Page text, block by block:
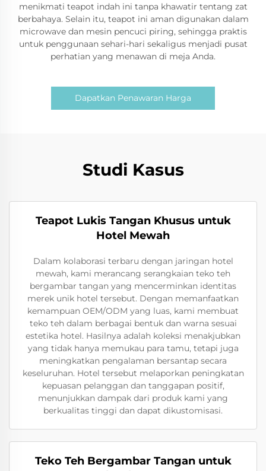
menikmati teapot indah ini tanpa khawatir tentang zat
berbahaya. Selain itu, teapot ini aman digunakan dalam
microwave dan mesin pencuci piring, sehingga praktis
untuk penggunaan sehari-hari sekaligus menjadi pusat
perhatian yang menawan di meja Anda.
Dapatkan Penawaran Harga
Studi Kasus
Teapot Lukis Tangan Khusus untuk
Hotel Mewah
Dalam kolaborasi terbaru dengan jaringan hotel
mewah, kami merancang serangkaian teko teh
bergambar tangan yang mencerminkan identitas
merek unik hotel tersebut. Dengan memanfaatkan
kemampuan OEM/ODM yang luas, kami membuat
teko teh dalam berbagai bentuk dan warna sesuai
estetika hotel. Hasilnya adalah koleksi menakjubkan
yang tidak hanya memukau para tamu, tetapi juga
meningkatkan pengalaman bersantap secara
keseluruhan. Hotel tersebut melaporkan peningkatan
kepuasan pelanggan dan tanggapan positif,
menunjukkan dampak dari produk kami yang
berkualitas tinggi dan dapat dikustomisasi.
Teko Teh Bergambar Tangan untuk